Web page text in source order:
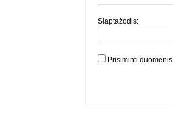
Slaptažodis:
Prisiminti duomenis